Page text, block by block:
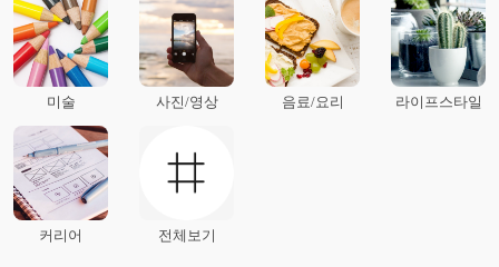
미술 사진/영상 음료/요리 라이프스타일
커리어 전체보기